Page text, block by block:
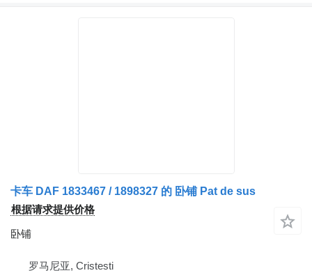
卡车 DAF 1833467 / 1898327 的 卧铺 Pat de sus
根据请求提供价格
卧铺
罗马尼亚, Cristesti